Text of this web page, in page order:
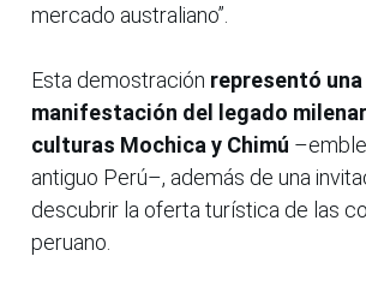
mercado australiano”.
Esta demostración representó una
manifestación del legado
culturas Mochica y Chimú
antiguo Perú–, además de una
descubrir la oferta turística de las
peruano.